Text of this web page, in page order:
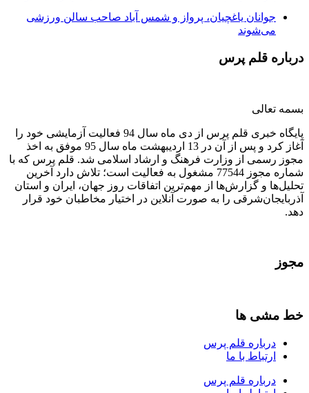
جوانان یاغچیان، پرواز و شمس آباد صاحب سالن ورزشی
می‌شوند
درباره قلم پرس
بسمه تعالی
پایگاه خبری قلم پرس از دی ماه سال 94 فعالیت آزمایشی خود را
آغاز کرد و پس از آن در 13 اردیبهشت ماه سال 95 موفق به اخذ
مجوز رسمی از وزارت فرهنگ و ارشاد اسلامی شد. قلم پرس که با
شماره مجوز 77544 مشغول به فعالیت است؛ تلاش دارد آخرین
تحلیل‌ها و گزارش‌ها از مهم‌ترین اتفاقات روز جهان، ایران و استان
آذربایجان‌شرقی را به صورت آنلاین در اختیار مخاطبان خود قرار
دهد.
مجوز
خط مشی ها
درباره قلم پرس
ارتباط با ما
درباره قلم پرس